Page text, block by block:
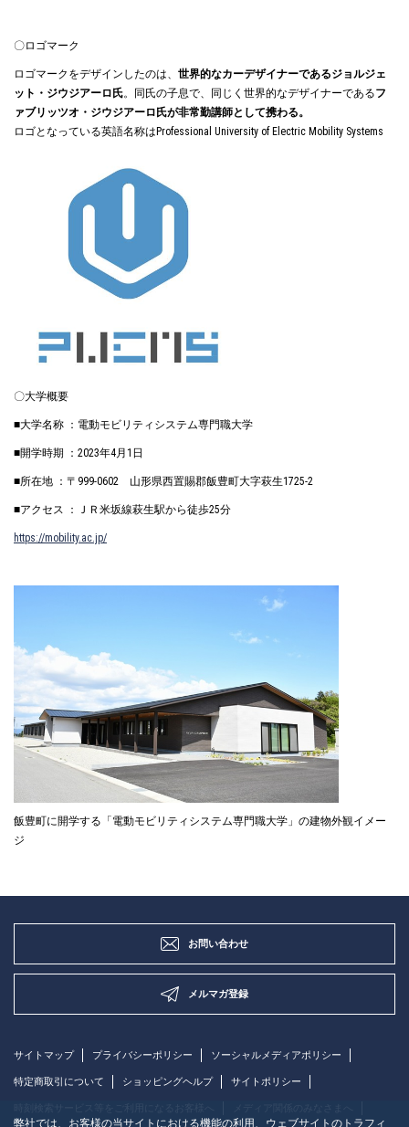
〇ロゴマーク
ロゴマークをデザインしたのは、 世界的なカーデザイナーであるジョルジェ
ット・ジウジアーロ氏。同氏の子息で、同じく世界的なデザイナーであるフ
ァブリッツオ・ジウジアーロ氏が非常勤講師として携わる。
ロゴとなっている英語名称はProfessional University of Electric Mobility Systems
〇大学概要
■大学名称 ：電動モビリティシステム専門職大学
■開学時期 ：2023年4月1日
■所在地 ：〒999-0602 山形県西置賜郡飯豊町大字萩生1725-2
■アクセス ：ＪＲ米坂線萩生駅から徒歩25分
https://mobility.ac.jp/
飯豊町に開学する「電動モビリティシステム専門職大学」の建物外観イメー
ジ
お問い合わせ
メルマガ登録
サイトマップ プライバシーポリシー ソーシャルメディアポリシー
特定商取引について ショッピングヘルプ サイトポリシー
弊社では、お客様の当サイトにおける機能の利用、ウェブサイトのトラフィ